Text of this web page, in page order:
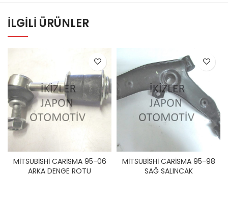
İLGILI ÜRÜNLER
MİTSUBİSHİ CARİSMA 95-06
ARKA DENGE ROTU
MİTSUBİSHİ CARİSMA 95-98
SAĞ SALINCAK